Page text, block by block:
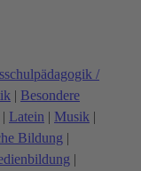
/
| Besondere
| Latein | Musik |
Bildung |
|